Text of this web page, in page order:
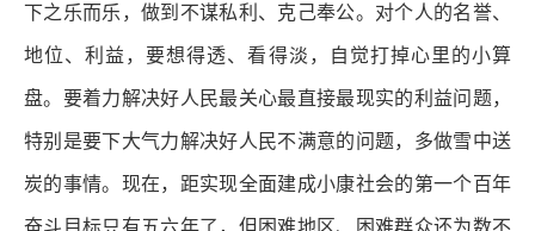
下之乐而乐，做到不谋私利、克己奉公。对个人的名誉、
地位、利益，要想得透、看得淡，自觉打掉心里的小算
盘。要着力解决好人民最关心最直接最现实的利益问题，
特别是要下大气力解决好人民不满意的问题，多做雪中送
炭的事情。现在，距实现全面建成小康社会的第一个百年
奋斗目标只有五六年了，但困难地区、困难群众还为数不